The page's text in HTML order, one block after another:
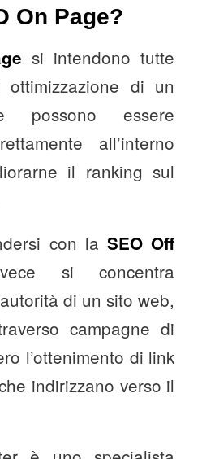
On Page?
si intendono tutte
di un
essere
all’interno
il ranking sul
con laSEO Off
si concentra
di un sito web,
campagne di
l’ottenimento di link
indirizzano verso il